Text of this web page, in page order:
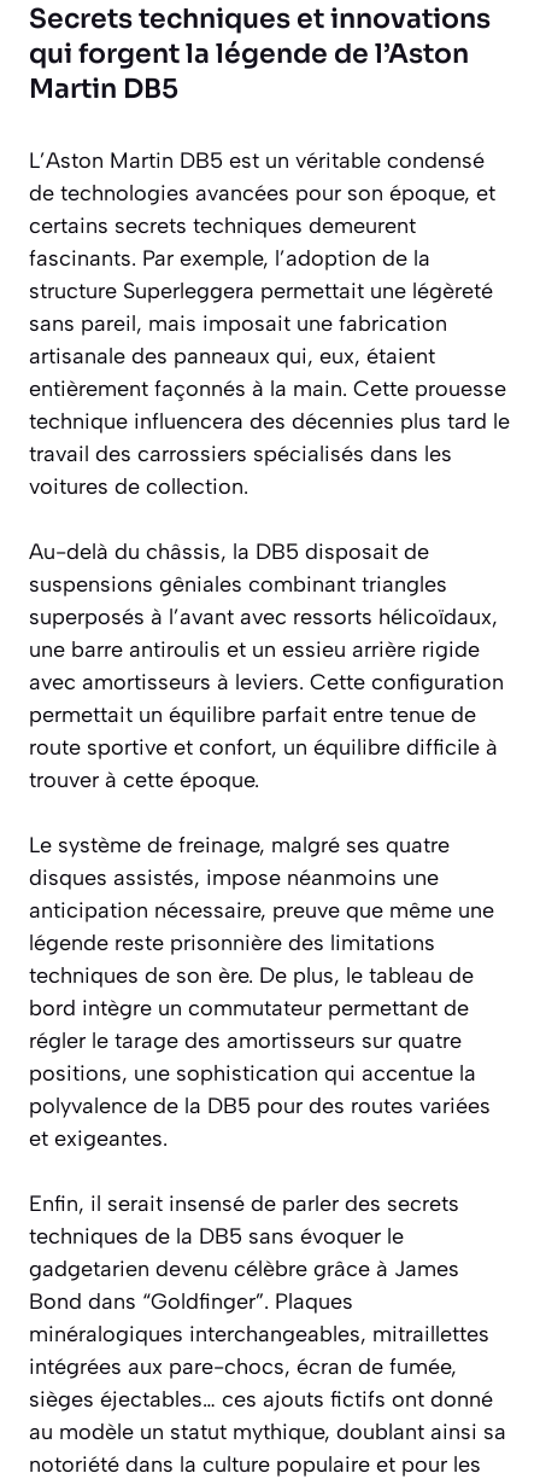
Secrets techniques et innovations
qui forgent la légende de l’Aston
Martin DB5
L’Aston Martin DB5 est un véritable condensé
de technologies avancées pour son époque, et
certains secrets techniques demeurent
fascinants. Par exemple, l’adoption de la
structure Superleggera permettait une légèreté
sans pareil, mais imposait une fabrication
artisanale des panneaux qui, eux, étaient
entièrement façonnés à la main. Cette prouesse
technique influencera des décennies plus tard le
travail des carrossiers spécialisés dans les
voitures de collection.
Au-delà du châssis, la DB5 disposait de
suspensions gêniales combinant triangles
superposés à l’avant avec ressorts hélicoïdaux,
une barre antiroulis et un essieu arrière rigide
avec amortisseurs à leviers. Cette configuration
permettait un équilibre parfait entre tenue de
route sportive et confort, un équilibre difficile à
trouver à cette époque.
Le système de freinage, malgré ses quatre
disques assistés, impose néanmoins une
anticipation nécessaire, preuve que même une
légende reste prisonnière des limitations
techniques de son ère. De plus, le tableau de
bord intègre un commutateur permettant de
régler le tarage des amortisseurs sur quatre
positions, une sophistication qui accentue la
polyvalence de la DB5 pour des routes variées
et exigeantes.
Enfin, il serait insensé de parler des secrets
techniques de la DB5 sans évoquer le
gadgetarien devenu célèbre grâce à James
Bond dans “Goldfinger”. Plaques
minéralogiques interchangeables, mitraillettes
intégrées aux pare-chocs, écran de fumée,
sièges éjectables… ces ajouts fictifs ont donné
au modèle un statut mythique, doublant ainsi sa
notoriété dans la culture populaire et pour les